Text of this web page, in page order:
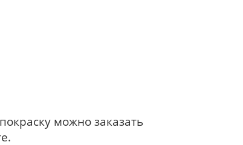
можно заказать